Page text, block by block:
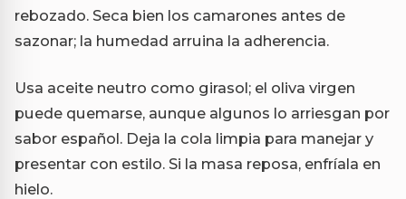
rebozado. Seca bien los camarones antes de
sazonar; la humedad arruina la adherencia.
Usa aceite neutro como girasol; el oliva virgen
puede quemarse, aunque algunos lo arriesgan por
sabor español. Deja la cola limpia para manejar y
presentar con estilo. Si la masa reposa, enfríala en
hielo.